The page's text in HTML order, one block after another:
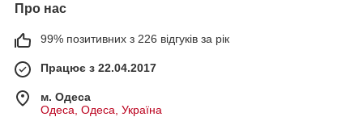
Про нас
99% позитивних з 226 відгуків за рік
Працює з 22.04.2017
м. Одеса
Одеса, Одеса, Україна